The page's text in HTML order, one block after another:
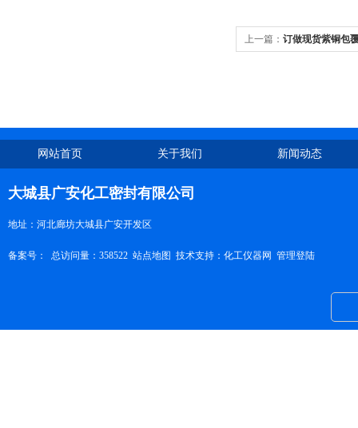
上一篇： 订做现货紫铜包
网站首页 关于我们 新闻动态
大城县广安化工密封有限公司
地址：河北廊坊大城县广安开发区
备案号： 总访问量：358522 站点地图 技术支持： 化工仪器网 管理登陆